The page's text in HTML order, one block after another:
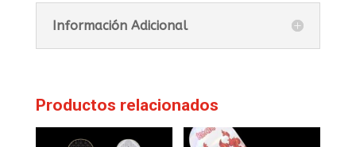
Información Adicional
Productos relacionados